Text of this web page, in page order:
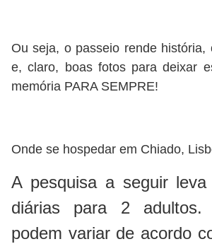
Ou seja, o passeio rende história,
e, claro, boas fotos para deixar
memória PARA SEMPRE!
Onde se hospedar em Chiado,
A pesquisa a seguir
diárias para 2 adultos.
podem variar de acordo